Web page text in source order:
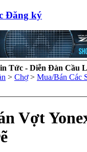
Đăng ký
Tức - Diễn Đàn Cầu
> Chợ > Mua/Bán Các
Vợt